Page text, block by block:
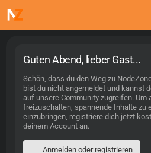
Guten Abend, lieber Gast...
Schön, dass du den Weg zu
bist du nicht angemeldet und kannst
auf unsere Community zugreifen. Um
freizuschalten, spannende Inhalte zu
einzubringen, registriere dich jetzt
deinem Account an.
Anmelden oder registrieren